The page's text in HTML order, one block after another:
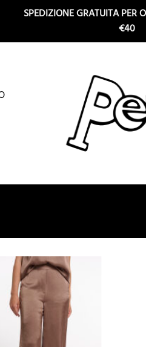
SPEDIZIONE GRATUITA PER
€40